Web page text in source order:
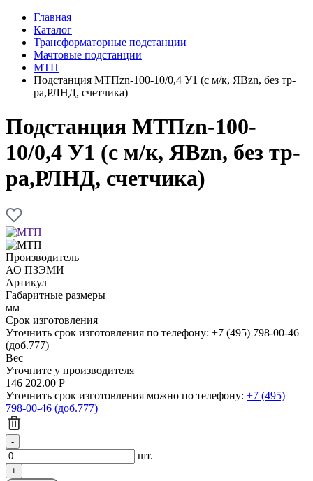
Главная
Каталог
Трансформаторные подстанции
Мачтовые подстанции
МТП
Подстанция МТПzn-100-10/0,4 У1 (с м/к, ЯВzn, без тр-
ра,РЛНД, счетчика)
Подстанция МТПzn-100-
10/0,4 У1 (с м/к, ЯВzn, без тр-
ра,РЛНД, счетчика)
Производитель
АО ПЗЭМИ
Артикул
Габаритные размеры
мм
Срок изготовления
Уточнить срок изготовления по телефону: +7 (495) 798-00-46
(доб.777)
Вес
Уточните у производителя
146 202.00 Р
Уточнить срок изготовления можно по телефону: +7 (495)
798-00-46 (доб.777)
шт.